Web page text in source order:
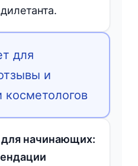
для
и
для начинающих: